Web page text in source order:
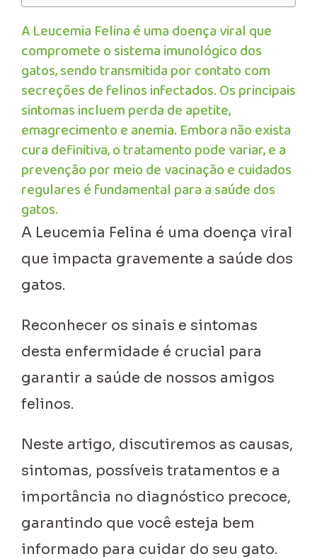
A Leucemia Felina é uma doença viral que
compromete o sistema imunológico dos
gatos, sendo transmitida por contato com
secreções de felinos infectados. Os principais
sintomas incluem perda de apetite,
emagrecimento e anemia. Embora não exista
cura definitiva, o tratamento pode variar, e a
prevenção por meio de vacinação e cuidados
regulares é fundamental para a saúde dos
gatos.
A Leucemia Felina é uma doença viral
que impacta gravemente a saúde dos
gatos.
Reconhecer os sinais e sintomas
desta enfermidade é crucial para
garantir a saúde de nossos amigos
felinos.
Neste artigo, discutiremos as causas,
sintomas, possíveis tratamentos e a
importância no diagnóstico precoce,
garantindo que você esteja bem
informado para cuidar do seu gato.